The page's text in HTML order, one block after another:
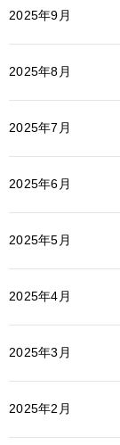
2025年9月
2025年8月
2025年7月
2025年6月
2025年5月
2025年4月
2025年3月
2025年2月